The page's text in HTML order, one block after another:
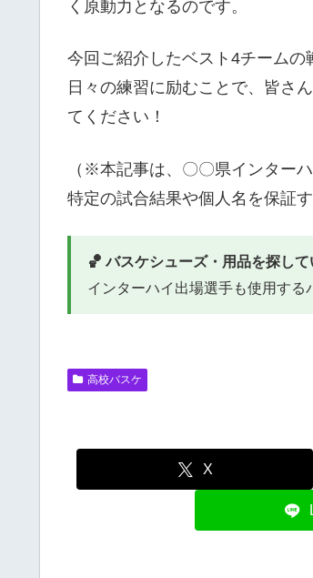
く原動力となるのです。
今回ご紹介したベスト4チームの
日々の練習に励むことで、皆さ
てください！
（※本記事は、〇〇県インター
特定の試合結果や個人名を保証
🏀 バスケシューズ・用品を探し
インターハイ出場選手も使用する
高校バスケ
X